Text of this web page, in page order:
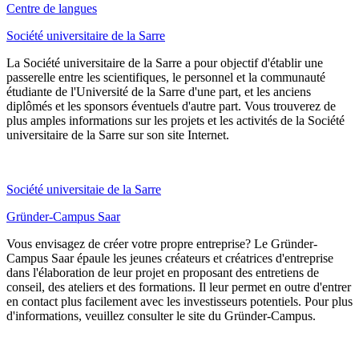
Centre de langues
Société universitaire de la Sarre
La Société universitaire de la Sarre a pour objectif d'établir une
passerelle entre les scientifiques, le personnel et la communauté
étudiante de l'Université de la Sarre d'une part, et les anciens
diplômés et les sponsors éventuels d'autre part. Vous trouverez de
plus amples informations sur les projets et les activités de la Société
universitaire de la Sarre sur son site Internet.
Société universitaie de la Sarre
Gründer-Campus Saar
Vous envisagez de créer votre propre entreprise? Le Gründer-
Campus Saar épaule les jeunes créateurs et créatrices d'entreprise
dans l'élaboration de leur projet en proposant des entretiens de
conseil, des ateliers et des formations. Il leur permet en outre d'entrer
en contact plus facilement avec les investisseurs potentiels. Pour plus
d'informations, veuillez consulter le site du Gründer-Campus.